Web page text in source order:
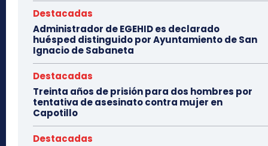
Destacadas
Administrador de EGEHID es declarado
huésped distinguido por Ayuntamiento de San
Ignacio de Sabaneta
Destacadas
Treinta años de prisión para dos hombres por
tentativa de asesinato contra mujer en
Capotillo
Destacadas